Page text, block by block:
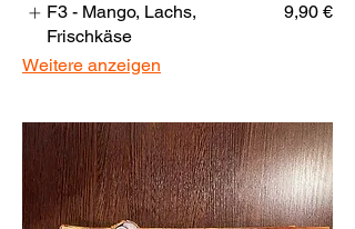
F3 - Mango, Lachs,
Frischkäse
9,90 €
Weitere anzeigen